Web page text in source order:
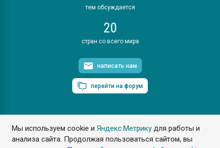
Мы используем cookie иЯндекс.Метрику для работы и
анализа сайта. Продолжая пользоваться сайтом, вы
тем обсуждается
20
стран со всего мира
написать нам
перейти на форум
ПластЭксперт © 2006. Все права защищены
Разрешается копирование материалов сайта с обязательной